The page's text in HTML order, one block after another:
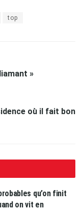
top
»
où il fait bon
qu’on finit
on vit en